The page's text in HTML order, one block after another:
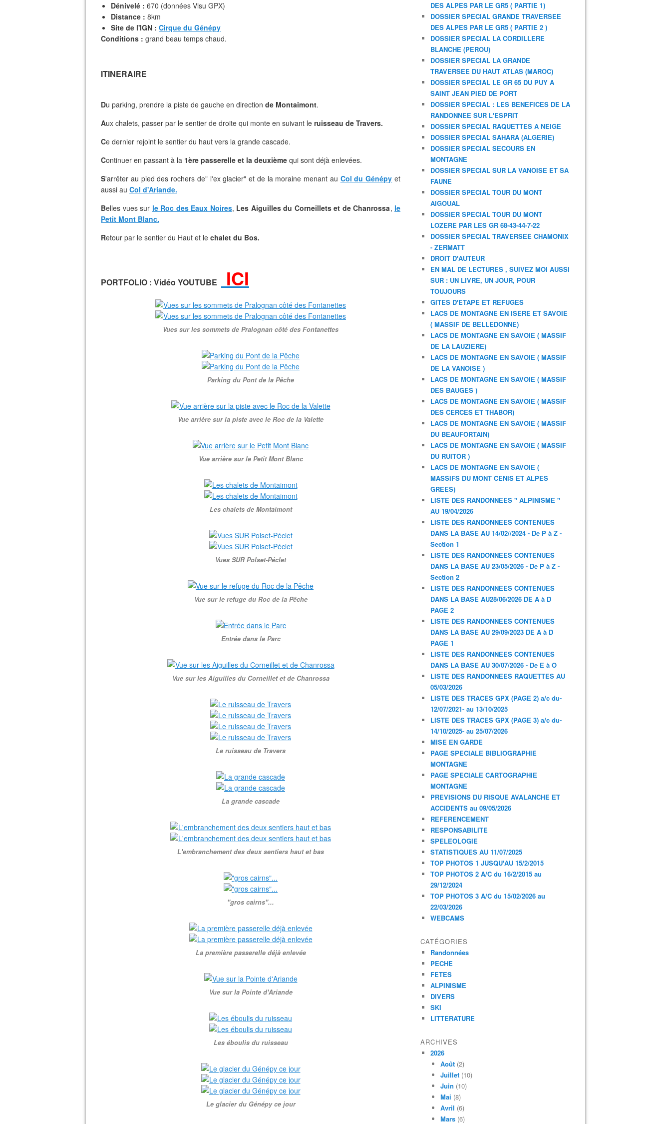
Dénivelé : 670 (données Visu GPX)
Distance : 8km
Site de l'IGN : Cirque du Génépy
Conditions : grand beau temps chaud.
ITINERAIRE
Du parking, prendre la piste de gauche en direction de Montaimont.
Aux chalets, passer par le sentier de droite qui monte en suivant le ruisseau de Travers.
Ce dernier rejoint le sentier du haut vers la grande cascade.
Continuer en passant à la 1ère passerelle et la deuxième qui sont déjà enlevées.
S'arrêter au pied des rochers de" l'ex glacier" et de la moraine menant au Col du Génépy et
aussi au Col d'Ariande.
Belles vues sur le Roc des Eaux Noires, Les Aiguilles du Corneillets et de Chanrossa, le
Petit Mont Blanc.
Retour par le sentier du Haut et le chalet du Bos.
PORTFOLIO : Vidéo YOUTUBE ICI
Vues sur les sommets de Pralognan côté des Fontanettes
Parking du Pont de la Pêche
Vue arrière sur la piste avec le Roc de la Valette
Vue arrière sur le Petit Mont Blanc
Les chalets de Montaimont
Vues SUR Polset-Péclet
Vue sur le refuge du Roc de la Pêche
Entrée dans le Parc
Vue sur les Aiguilles du Corneillet et de Chanrossa
Le ruisseau de Travers
La grande cascade
L'embranchement des deux sentiers haut et bas
"gros cairns"...
La première passerelle déjà enlevée
Vue sur la Pointe d'Ariande
Les éboulis du ruisseau
Le glacier du Génépy ce jour
DES ALPES PAR LE GR5 ( PARTIE 1)
DOSSIER SPECIAL GRANDE TRAVERSEE
DES ALPES PAR LE GR5 ( PARTIE 2 )
DOSSIER SPECIAL LA CORDILLERE
BLANCHE (PEROU)
DOSSIER SPECIAL LA GRANDE
TRAVERSEE DU HAUT ATLAS (MAROC)
DOSSIER SPECIAL LE GR 65 DU PUY A
SAINT JEAN PIED DE PORT
DOSSIER SPECIAL : LES BENEFICES DE LA
RANDONNEE SUR L'ESPRIT
DOSSIER SPECIAL RAQUETTES A NEIGE
DOSSIER SPECIAL SAHARA (ALGERIE)
DOSSIER SPECIAL SECOURS EN
MONTAGNE
DOSSIER SPECIAL SUR LA VANOISE ET SA
FAUNE
DOSSIER SPECIAL TOUR DU MONT
AIGOUAL
DOSSIER SPECIAL TOUR DU MONT
LOZERE PAR LES GR 68-43-44-7-22
DOSSIER SPECIAL TRAVERSEE CHAMONIX
- ZERMATT
DROIT D'AUTEUR
EN MAL DE LECTURES , SUIVEZ MOI AUSSI
SUR : UN LIVRE, UN JOUR, POUR
TOUJOURS
GITES D'ETAPE ET REFUGES
LACS DE MONTAGNE EN ISERE ET SAVOIE
( MASSIF DE BELLEDONNE)
LACS DE MONTAGNE EN SAVOIE ( MASSIF
DE LA LAUZIERE)
LACS DE MONTAGNE EN SAVOIE ( MASSIF
DE LA VANOISE )
LACS DE MONTAGNE EN SAVOIE ( MASSIF
DES BAUGES )
LACS DE MONTAGNE EN SAVOIE ( MASSIF
DES CERCES ET THABOR)
LACS DE MONTAGNE EN SAVOIE ( MASSIF
DU BEAUFORTAIN)
LACS DE MONTAGNE EN SAVOIE ( MASSIF
DU RUITOR )
LACS DE MONTAGNE EN SAVOIE (
MASSIFS DU MONT CENIS ET ALPES
GREES)
LISTE DES RANDONNEES " ALPINISME "
AU 19/04/2026
LISTE DES RANDONNEES CONTENUES
DANS LA BASE AU 14/02//2024 - De P à Z -
Section 1
LISTE DES RANDONNEES CONTENUES
DANS LA BASE AU 23/05/2026 - De P à Z -
Section 2
LISTE DES RANDONNEES CONTENUES
DANS LA BASE AU28/06/2026 DE A à D
PAGE 2
LISTE DES RANDONNEES CONTENUES
DANS LA BASE AU 29/09/2023 DE A à D
PAGE 1
LISTE DES RANDONNEES CONTENUES
DANS LA BASE AU 30/07/2026 - De E à O
LISTE DES RANDONNEES RAQUETTES AU
05/03/2026
LISTE DES TRACES GPX (PAGE 2) a/c du-
12/07/2021- au 13/10/2025
LISTE DES TRACES GPX (PAGE 3) a/c du-
14/10/2025- au 25/07/2026
MISE EN GARDE
PAGE SPECIALE BIBLIOGRAPHIE
MONTAGNE
PAGE SPECIALE CARTOGRAPHIE
MONTAGNE
PREVISIONS DU RISQUE AVALANCHE ET
ACCIDENTS au 09/05/2026
REFERENCEMENT
RESPONSABILITE
SPELEOLOGIE
STATISTIQUES AU 11/07/2025
TOP PHOTOS 1 JUSQU'AU 15/2/2015
TOP PHOTOS 2 A/C du 16/2/2015 au
29/12/2024
TOP PHOTOS 3 A/C du 15/02/2026 au
22/03/2026
WEBCAMS
CATÉGORIES
Randonnées
PECHE
FETES
ALPINISME
DIVERS
SKI
LITTERATURE
ARCHIVES
2026
Août (2)
Juillet (10)
Juin (10)
Mai (8)
Avril (6)
Mars (6)